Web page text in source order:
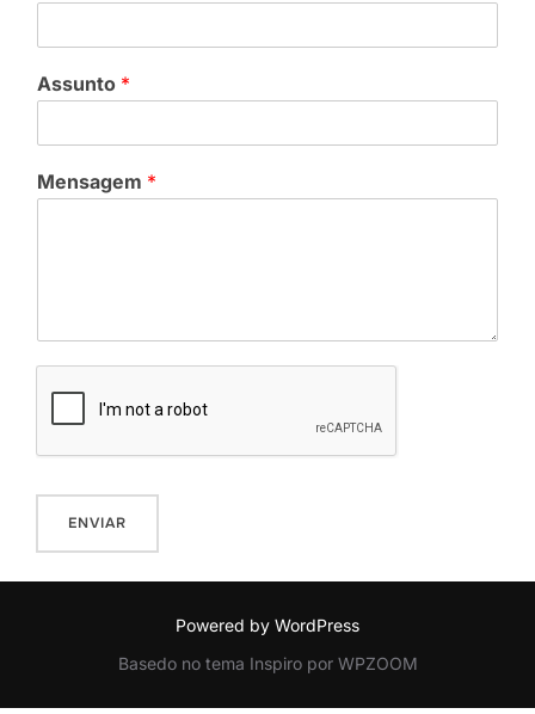
Assunto *
Mensagem *
ENVIAR
Powered by WordPress
Basedo no tema Inspiro por WPZOOM